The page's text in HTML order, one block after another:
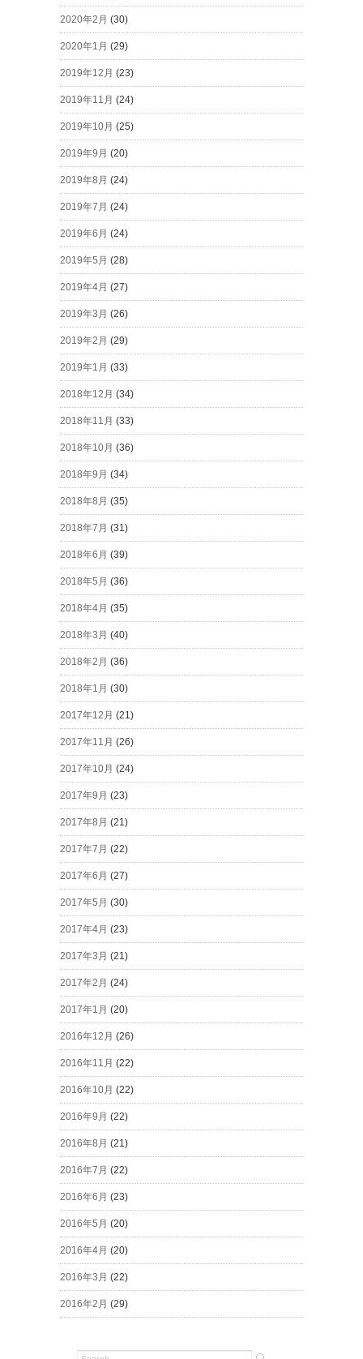
2020年2月 (30)
2020年1月 (29)
2019年12月 (23)
2019年11月 (24)
2019年10月 (25)
2019年9月 (20)
2019年8月 (24)
2019年7月 (24)
2019年6月 (24)
2019年5月 (28)
2019年4月 (27)
2019年3月 (26)
2019年2月 (29)
2019年1月 (33)
2018年12月 (34)
2018年11月 (33)
2018年10月 (36)
2018年9月 (34)
2018年8月 (35)
2018年7月 (31)
2018年6月 (39)
2018年5月 (36)
2018年4月 (35)
2018年3月 (40)
2018年2月 (36)
2018年1月 (30)
2017年12月 (21)
2017年11月 (26)
2017年10月 (24)
2017年9月 (23)
2017年8月 (21)
2017年7月 (22)
2017年6月 (27)
2017年5月 (30)
2017年4月 (23)
2017年3月 (21)
2017年2月 (24)
2017年1月 (20)
2016年12月 (26)
2016年11月 (22)
2016年10月 (22)
2016年9月 (22)
2016年8月 (21)
2016年7月 (22)
2016年6月 (23)
2016年5月 (20)
2016年4月 (20)
2016年3月 (22)
2016年2月 (29)